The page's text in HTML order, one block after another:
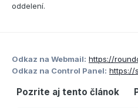
oddelení.
Odkaz na Webmail: https://
Odkaz na Control Panel: https://
Pozrite aj tento článok